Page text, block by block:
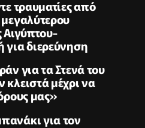
τραυματίες από
Αιγύπτου-
για διερεύνηση
για τα Στενά του
μέχρι να
μας»
για τον